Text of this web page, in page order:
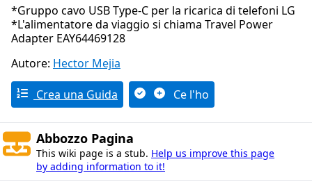
*Gruppo cavo USB Type-C per la ricarica di telefoni LG
*L'alimentatore da viaggio si chiama Travel Power
Adapter EAY64469128
Autore: Hector Mejia
Crea una Guida Ce l'ho
Abbozzo Pagina
This wiki page is a stub. Help us improve this page
by adding information to it!